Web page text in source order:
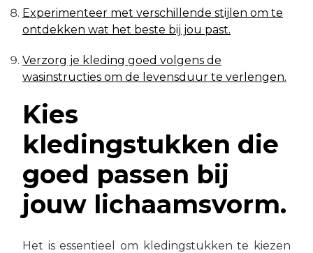
Experimenteer met verschillende stijlen om te
ontdekken wat het beste bij jou past.
Verzorg je kleding goed volgens de
wasinstructies om de levensduur te verlengen.
Kies
kledingstukken die
goed passen bij
jouw lichaamsvorm.
Het is essentieel om kledingstukken te kiezen